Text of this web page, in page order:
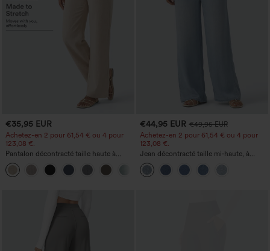
€35,95 EUR
Achetez-en 2 pour 61,54 € ou 4 pour
123,08 €.
Pantalon décontracté taille haute à
jambe droite, effet lin, avec poches
+5
€44,95 EUR €49,95 EUR
Achetez-en 2 pour 61,54 € ou 4 pour
123,08 €.
Jean décontracté taille mi‑haute, à
cordon de serrage, avec poches